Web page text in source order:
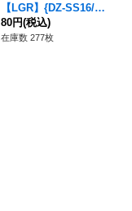
【LGR】{DZ-SS16/L
G23}《ドラゴンエン
パイア》
80円(税込)
在庫数 277枚